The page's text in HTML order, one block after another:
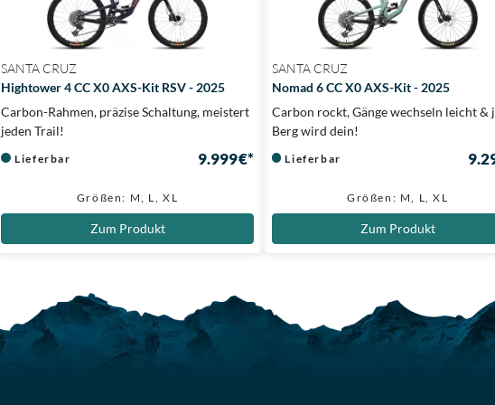
SANTA CRUZ
Hightower 4 CC X0 AXS-Kit RSV - 2025
Carbon-Rahmen, präzise Schaltung, meistert
jeden Trail!
Lieferbar 9.999 €*
Größen: M, L, XL
Zum Produkt
SANTA CRUZ
Nomad 6 CC X0 AXS-Kit - 2025
Carbon rockt, Gänge wechseln leicht &
Berg wird dein!
Lieferbar
Größen: M, L, XL
Zum Produkt